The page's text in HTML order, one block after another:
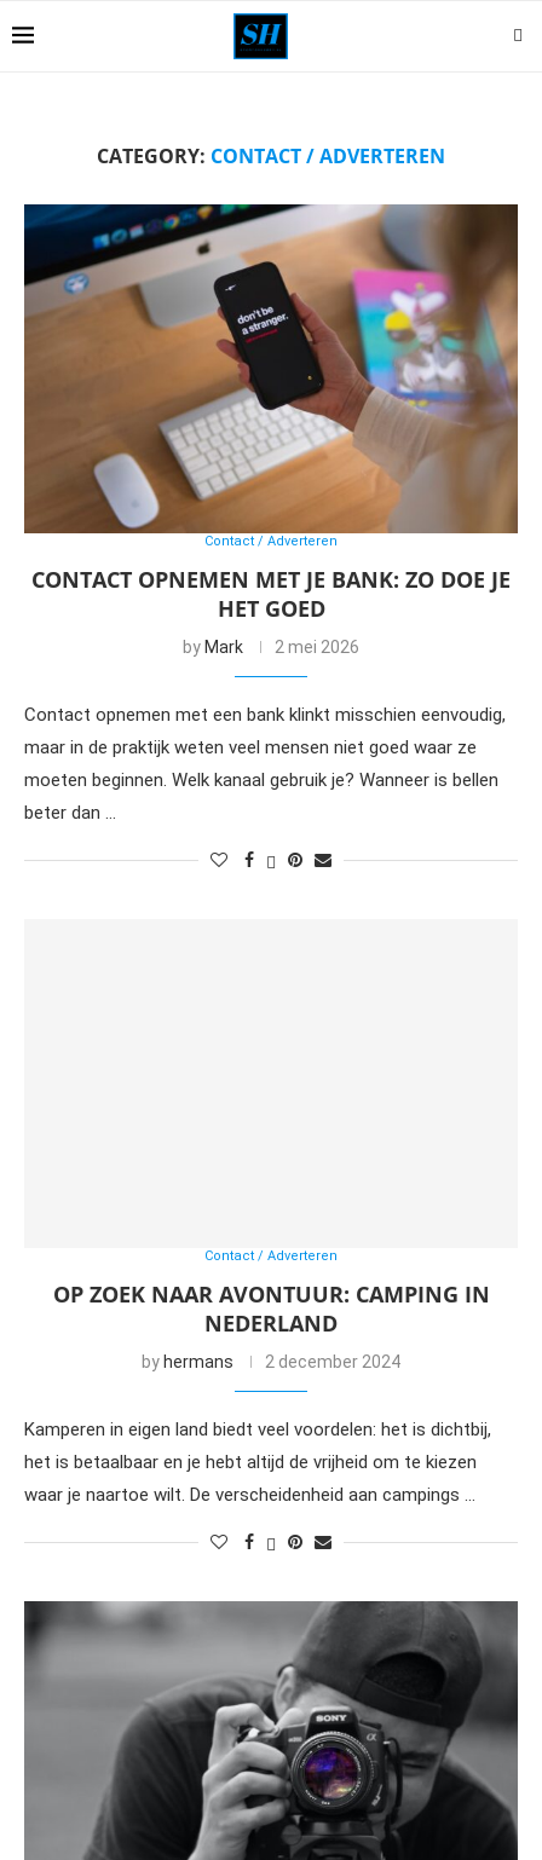
CATEGORY: CONTACT / ADVERTEREN
Contact / Adverteren
CONTACT OPNEMEN MET JE BANK: ZO DOE JE
HET GOED
by Mark 2 mei 2026
Contact opnemen met een bank klinkt misschien eenvoudig,
maar in de praktijk weten veel mensen niet goed waar ze
moeten beginnen. Welk kanaal gebruik je? Wanneer is bellen
beter dan …
Contact / Adverteren
OP ZOEK NAAR AVONTUUR: CAMPING IN
NEDERLAND
by hermans 2 december 2024
Kamperen in eigen land biedt veel voordelen: het is dichtbij,
het is betaalbaar en je hebt altijd de vrijheid om te kiezen
waar je naartoe wilt. De verscheidenheid aan campings …